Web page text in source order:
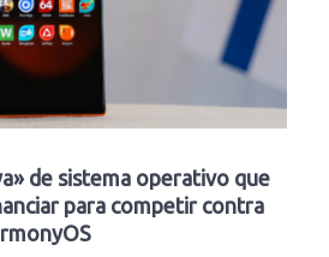
de sistema operativo que
para competir contra